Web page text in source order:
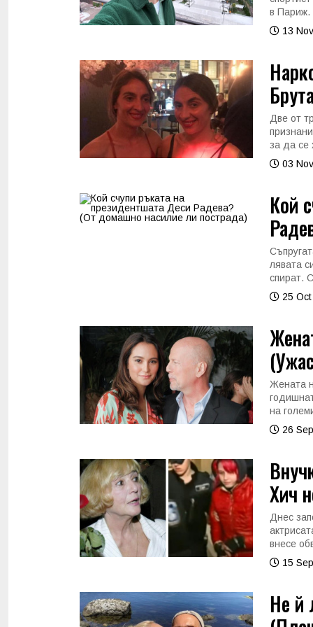
в Париж.
13
Две от
за да се
03
Кой
лявата
спират.
25 Oct
Жената
на
26
Хич
Днес
внесе
15
Не й